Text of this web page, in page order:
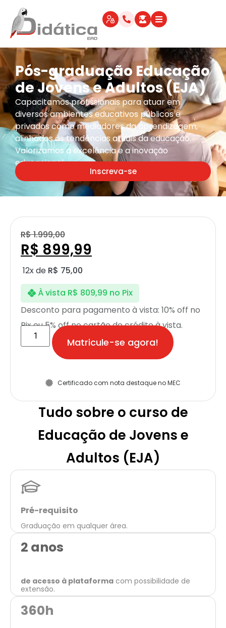
Pós-graduação Educação
de Jovens e Adultos (EJA)
Capacitamos profissionais para atuar em
diversos ambientes educativos públicos e
privados como mediadores da aprendizagem,
alinhados às tendências atuais da educação.
Valorizamos a excelência e a inovação
educacional.
Inscreva-se
Tudo sobre o curso de
Educação de Jovens e
Adultos (EJA)
Pré-requisito
Graduação em qualquer área.
2 anos
de acesso à plataforma com possibilidade de
extensão.
360h
R$1.999,00
R$ 899,99
12x de R$ 75,00
À vista R$ 809,99 no Pix
Desconto para pagamento à vista: 10% off no
Pix ou 5% off no cartão de crédito à vista.
Matricule-se agora!
Certificado com nota destaque no MEC